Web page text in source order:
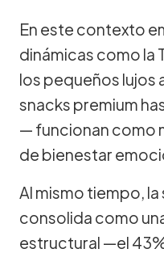
En este contexto
dinámicas como la
los pequeños
snacks premium
— funcionan como
de bienestar
Al mismo tiempo,
consolida como
estructural —el